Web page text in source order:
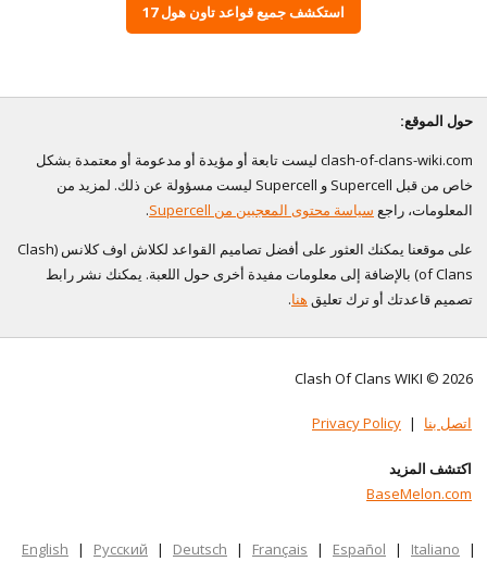
استكشف جميع قواعد تاون هول 17
حول الموقع:
clash-of-clans-wiki.com ليست تابعة أو مؤيدة أو مدعومة أو معتمدة بشكل
خاص من قبل Supercell و Supercell ليست مسؤولة عن ذلك. لمزيد من
المعلومات، راجع سياسة محتوى المعجبين من Supercell
.
على موقعنا يمكنك العثور على أفضل تصاميم القواعد لكلاش اوف كلانس (Clash
of Clans) بالإضافة إلى معلومات مفيدة أخرى حول اللعبة. يمكنك نشر رابط
تصميم قاعدتك أو ترك تعليق هنا.
Clash Of Clans WIKI © 2026
اتصل بنا |
Privacy Policy
اكتشف المزيد
BaseMelon.com
English | Русский | Deutsch | Français | Español | Italiano |